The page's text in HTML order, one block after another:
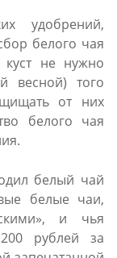
удобрений,
белого чая
не нужно
весной) того
от них
белого чая
белый чай
белые чаи,
и чья
рублей за